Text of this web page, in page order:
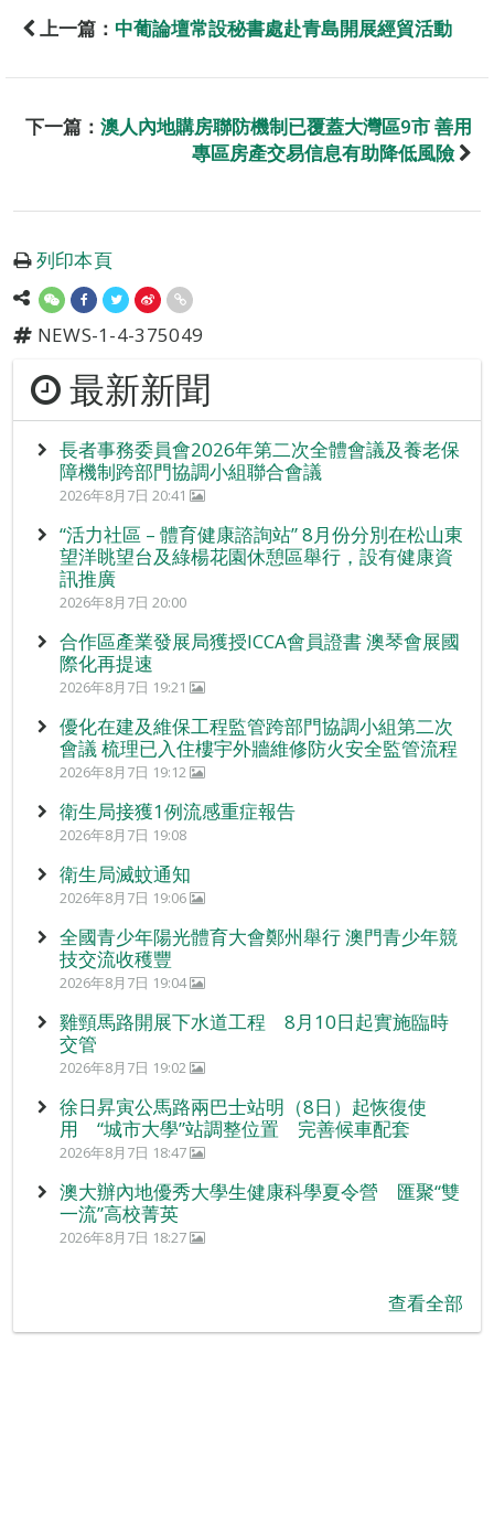
上一篇： 中葡論壇常設秘書處赴青島開展經貿活動
下一篇： 澳人內地購房聯防機制已覆蓋大灣區9市 善用
專區房產交易信息有助降低風險
列印本頁
NEWS-1-4-375049
最新新聞
長者事務委員會2026年第二次全體會議及養老保
障機制跨部門協調小組聯合會議
2026年8月7日 20:41
“活力社區 – 體育健康諮詢站” 8月份分別在松山東
望洋眺望台及綠楊花園休憩區舉行，設有健康資
訊推廣
2026年8月7日 20:00
合作區產業發展局獲授ICCA會員證書 澳琴會展國
際化再提速
2026年8月7日 19:21
優化在建及維保工程監管跨部門協調小組第二次
會議 梳理已入住樓宇外牆維修防火安全監管流程
2026年8月7日 19:12
衛生局接獲1例流感重症報告
2026年8月7日 19:08
衛生局滅蚊通知
2026年8月7日 19:06
全國青少年陽光體育大會鄭州舉行 澳門青少年競
技交流收穫豐
2026年8月7日 19:04
雞頸馬路開展下水道工程 8月10日起實施臨時
交管
2026年8月7日 19:02
徐日昇寅公馬路兩巴士站明（8日）起恢復使
用 “城市大學”站調整位置 完善候車配套
2026年8月7日 18:47
澳大辦內地優秀大學生健康科學夏令營 匯聚“雙
一流”高校菁英
2026年8月7日 18:27
查看全部